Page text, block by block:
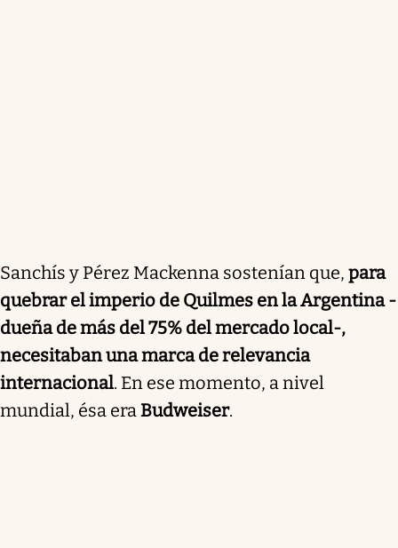
Sanchís y Pérez Mackenna sostenían que, para
quebrar el imperio de Quilmes en la Argentina -
dueña de más del 75% del mercado local-,
necesitaban una marca de relevancia
internacional. En ese momento, a nivel
mundial, ésa era Budweiser.